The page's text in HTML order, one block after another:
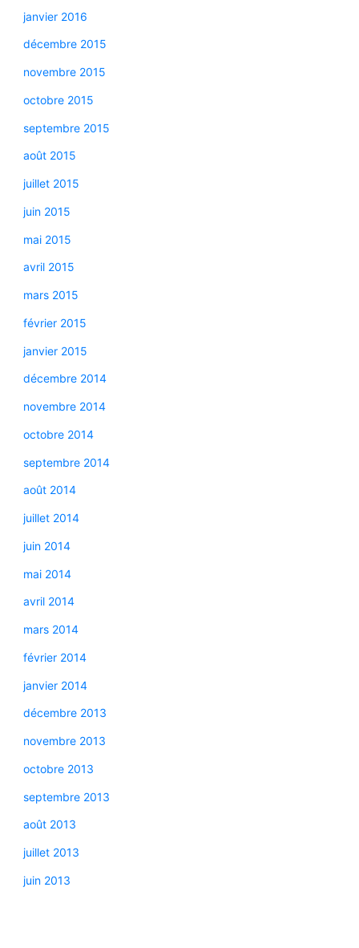
janvier 2016
décembre 2015
novembre 2015
octobre 2015
septembre 2015
août 2015
juillet 2015
juin 2015
mai 2015
avril 2015
mars 2015
février 2015
janvier 2015
décembre 2014
novembre 2014
octobre 2014
septembre 2014
août 2014
juillet 2014
juin 2014
mai 2014
avril 2014
mars 2014
février 2014
janvier 2014
décembre 2013
novembre 2013
octobre 2013
septembre 2013
août 2013
juillet 2013
juin 2013